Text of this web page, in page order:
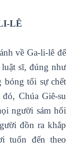
LÊ
về Ga-li-lê để
sĩ, đúng như
bóng tối sự chết
Chúa Giê-su
người sám hối
đồn ra khắp
tuốn đến theo